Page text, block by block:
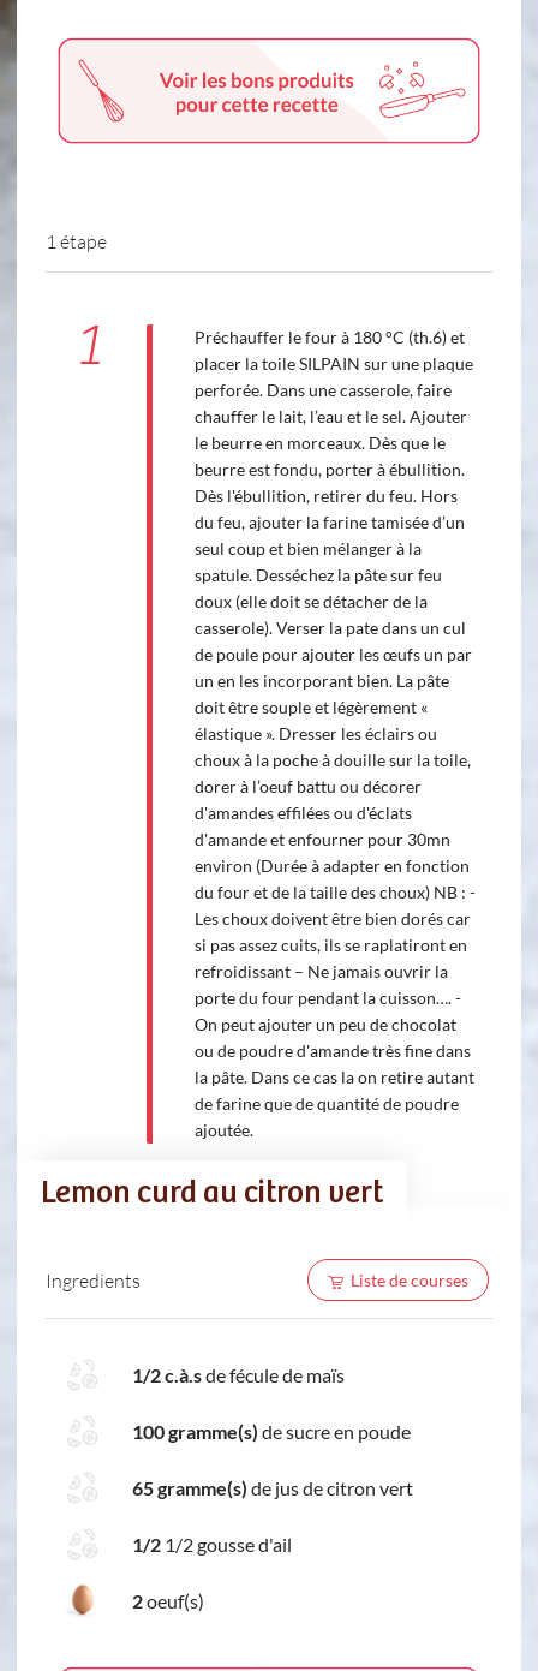
1 étape
1
Préchauffer le four à 180 °C (th.6) et
placer la toile SILPAIN sur une plaque
perforée. Dans une casserole, faire
chauffer le lait, l’eau et le sel. Ajouter
le beurre en morceaux. Dès que le
beurre est fondu, porter à ébullition.
Dès l'ébullition, retirer du feu. Hors
du feu, ajouter la farine tamisée d’un
seul coup et bien mélanger à la
spatule. Desséchez la pâte sur feu
doux (elle doit se détacher de la
casserole). Verser la pate dans un cul
de poule pour ajouter les œufs un par
un en les incorporant bien. La pâte
doit être souple et légèrement «
élastique ». Dresser les éclairs ou
choux à la poche à douille sur la toile,
dorer à l’oeuf battu ou décorer
d'amandes effilées ou d'éclats
d'amande et enfourner pour 30mn
environ (Durée à adapter en fonction
du four et de la taille des choux) NB : -
Les choux doivent être bien dorés car
si pas assez cuits, ils se raplatiront en
refroidissant – Ne jamais ouvrir la
porte du four pendant la cuisson…. -
On peut ajouter un peu de chocolat
ou de poudre d'amande très fine dans
la pâte. Dans ce cas la on retire autant
de farine que de quantité de poudre
ajoutée.
Lemon curd au citron vert
Ingredients Liste de courses
1/2 c.à.sde fécule de maïs
100 gramme(s) de sucre en poude
65 gramme(s) de jus de citron vert
1/2 1/2 gousse d'ail
2oeuf(s)